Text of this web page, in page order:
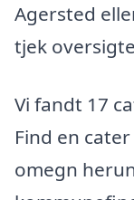
Agersted
tjek
Vi fandt 17
Find en
omegn